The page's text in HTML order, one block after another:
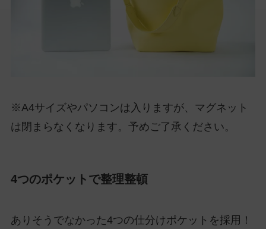
※A4サイズやパソコンは入りますが、マグネット
は閉まらなくなります。予めご了承ください。
4つのポケットで整理整頓
ありそうでなかった4つの仕分けポケットを採用！